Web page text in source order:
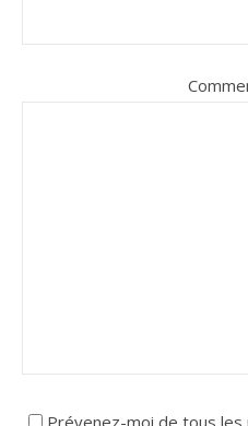
Prévenez-moi de tous les